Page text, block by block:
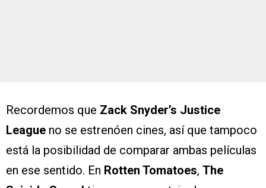
Recordemos que Zack Snyder’s Justice
League no se estrenóen cines, así que tampoco
está la posibilidad de comparar ambas películas
en ese sentido. En Rotten Tomatoes, The